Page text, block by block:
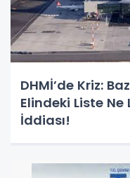
DHMİ’de Kriz:
Elindeki Liste
İddiası!